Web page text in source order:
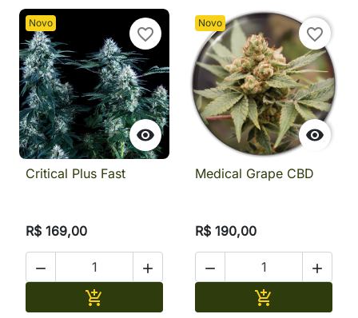
Novo

favorite_border
Critical Plus Fast
R$ 169,00
 

Novo

favorite_border
Medical Grape CBD
R$ 190,00
 
